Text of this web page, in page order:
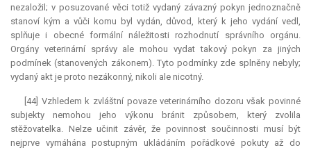
nezaložil; v posuzované věci totiž vydaný závazný pokyn jednoznačně
stanoví kým a vůči komu byl vydán, důvod, který k jeho vydání vedl,
splňuje i obecné formální náležitosti rozhodnutí správního orgánu.
Orgány veterinární správy ale mohou vydat takový pokyn za jiných
podmínek (stanovených zákonem). Tyto podmínky zde splněny nebyly;
vydaný akt je proto nezákonný, nikoli ale nicotný.
[44] Vzhledem k zvláštní povaze veterinárního dozoru však povinné
subjekty nemohou jeho výkonu bránit způsobem, který zvolila
stěžovatelka. Nelze učinit závěr, že povinnost součinnosti musí být
nejprve vymáhána postupným ukládáním pořádkové pokuty až do